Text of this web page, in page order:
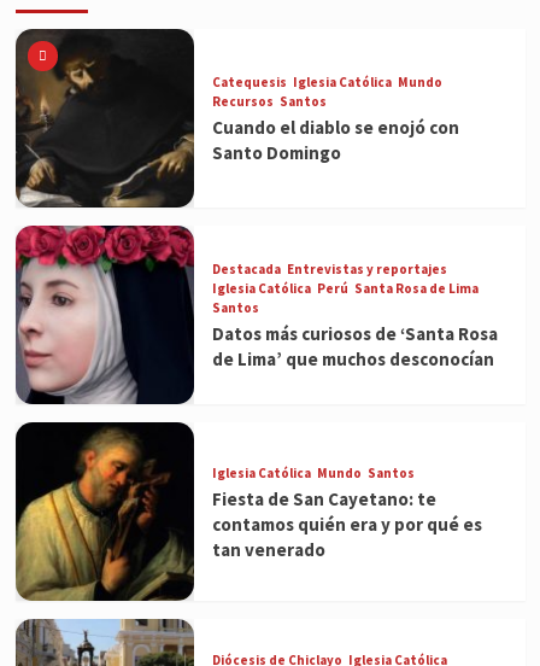
Catequesis Iglesia Católica Mundo
Recursos Santos
Cuando el diablo se enojó con
Santo Domingo
Destacada Entrevistas y reportajes
Iglesia Católica Perú Santa Rosa de Lima
Santos
Datos más curiosos de ‘Santa Rosa
de Lima’ que muchos desconocían
Iglesia Católica Mundo Santos
Fiesta de San Cayetano: te
contamos quién era y por qué es
tan venerado
Diócesis de Chiclayo Iglesia Católica